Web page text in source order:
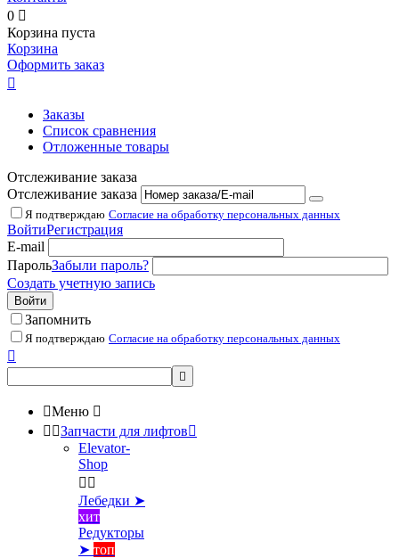
0 
Корзина пуста
Корзина
Оформить заказ

Заказы
Список сравнения
Отложенные товары
Отслеживание заказа
Отслеживание заказа
Я подтверждаю Согласие на обработку персональных данных
ВойтиРегистрация
E-mail
ПарольЗабыли пароль?
Создать учетную запись
Войти
Запомнить
Я подтверждаю Согласие на обработку персональных данных


Меню 
 Запчасти для лифтов
Elevator-
Shop
 
Лебедки ➤
хит
Редукторы
➤ топ